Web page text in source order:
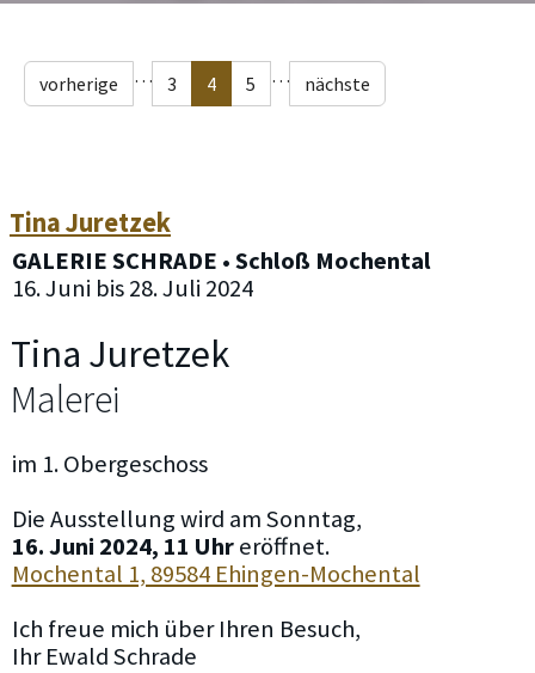
vorherige … 3 4 5 … nächste
Tina Juretzek
GALERIE SCHRADE • Schloß Mochental
16. Juni bis 28. Juli 2024
Tina Juretzek
Malerei
im 1. Obergeschoss
Die Ausstellung wird am Sonntag,
16. Juni 2024, 11 Uhreröffnet.
Mochental 1, 89584 Ehingen-Mochental
Ich freue mich über Ihren Besuch,
Ihr Ewald Schrade